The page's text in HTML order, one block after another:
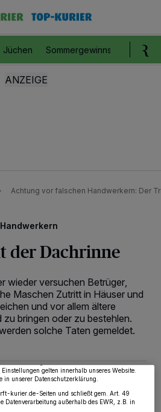
Jüchen Sommergewinnspiel
Achtung vor falschen Handwerkern: Der
der Dachrinne
wieder versuchen Betrüger,
Maschen Zutritt in Häuser und
und vor allem ältere
zu bringen oder zu bestehlen.
solche Taten gemeldet.
2 Minuten Lesezeit
und greifen auf personenbezogene Daten
Kennungen auf Ihrem Gerät zu. Durch Auswahl
für die unter „Wir und unsere
Dienste bereitzustellen“ aufgeführten
sind, sind manche Inhalte und Anzeigen
gelten innerhalb unseres Website.
in unserer Datenschutzerklärung.
kurier.de-Seiten und schließt gem. Art. 49
Datenverarbeitung außerhalb des EWR, z.B. in